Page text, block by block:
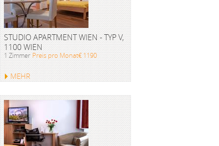
STUDIO APARTMENT WIEN - TYP V,
1100 WIEN
1 Zimmer Preis pro Monat€ 1190
MEHR